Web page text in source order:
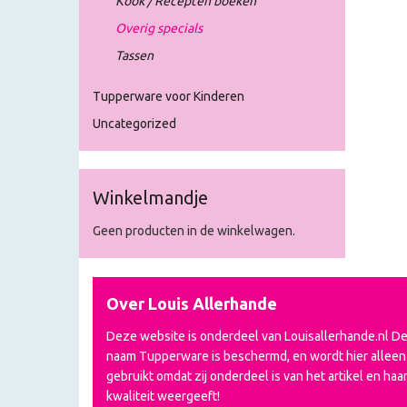
Overig specials
Tassen
Tupperware voor Kinderen
Uncategorized
Winkelmandje
Geen producten in de winkelwagen.
Over Louis Allerhande
Deze website is onderdeel van Louisallerhande.nl De
naam Tupperware is beschermd, en wordt hier alleen
gebruikt omdat zij onderdeel is van het artikel en haar
kwaliteit weergeeft!